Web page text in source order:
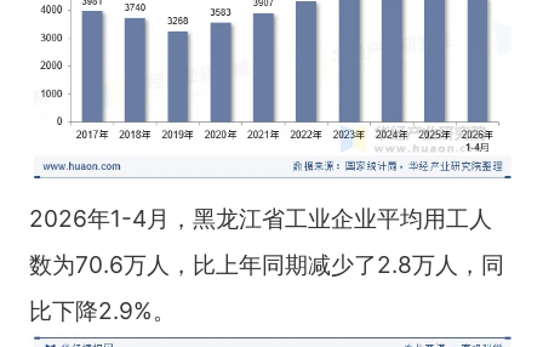
2026年1-4月，黑龙江省工业企业平均用工人
数为70.6万人，比上年同期减少了2.8万人，同
比下降2.9%。